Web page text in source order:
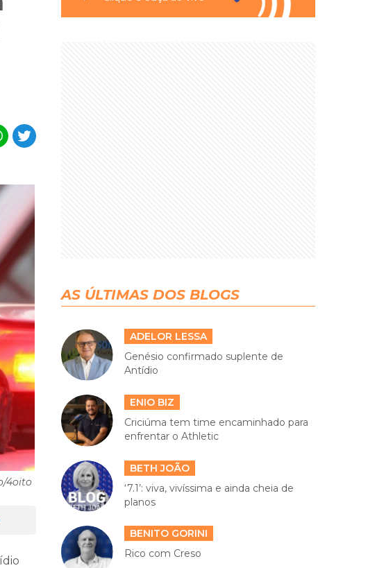
4oito
AS ÚLTIMAS DOS BLOGS
ADELOR LESSA
Genésio confirmado suplente de
Antídio
ENIO BIZ
Criciúma tem time encaminhado para
enfrentar o Athletic
BETH JOÃO
‘7.1’: viva, vivíssima e ainda cheia de
planos
BENITO GORINI
Rico com Creso